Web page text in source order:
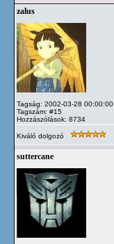
zalus
Tagság: 2002-03-28 00:00:00
Tagszám: #15
Hozzászólások: 8734
Kiváló dolgozó
suttercane